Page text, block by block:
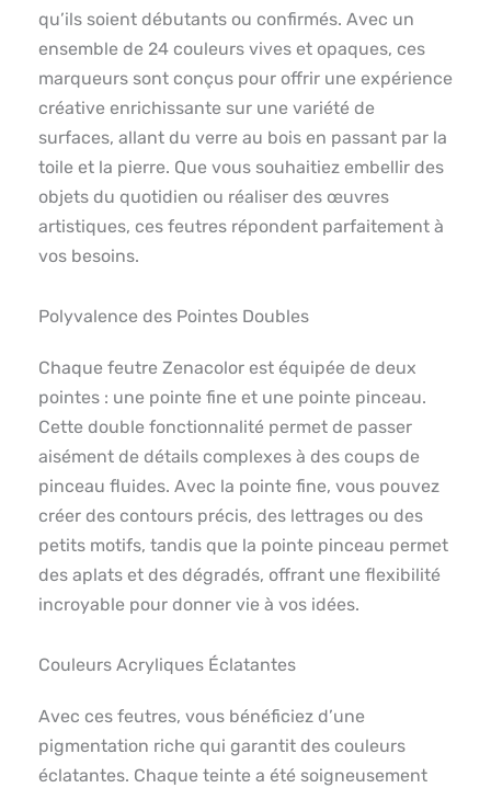
qu’ils soient débutants ou confirmés. Avec un
ensemble de 24 couleurs vives et opaques, ces
marqueurs sont conçus pour offrir une expérience
créative enrichissante sur une variété de
surfaces, allant du verre au bois en passant par la
toile et la pierre. Que vous souhaitiez embellir des
objets du quotidien ou réaliser des œuvres
artistiques, ces feutres répondent parfaitement à
vos besoins.
Polyvalence des Pointes Doubles
Chaque feutre Zenacolor est équipée de deux
pointes : une pointe fine et une pointe pinceau.
Cette double fonctionnalité permet de passer
aisément de détails complexes à des coups de
pinceau fluides. Avec la pointe fine, vous pouvez
créer des contours précis, des lettrages ou des
petits motifs, tandis que la pointe pinceau permet
des aplats et des dégradés, offrant une flexibilité
incroyable pour donner vie à vos idées.
Couleurs Acryliques Éclatantes
Avec ces feutres, vous bénéficiez d’une
pigmentation riche qui garantit des couleurs
éclatantes. Chaque teinte a été soigneusement